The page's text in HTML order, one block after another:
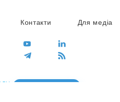
Контакти Для медіа